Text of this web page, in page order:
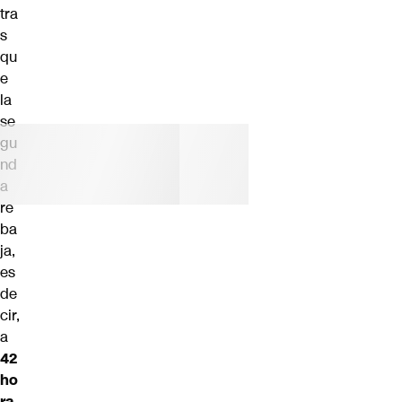
tra
s
qu
e
la
se
gu
nd
a
re
ba
ja,
es
de
cir,
a
42
ho